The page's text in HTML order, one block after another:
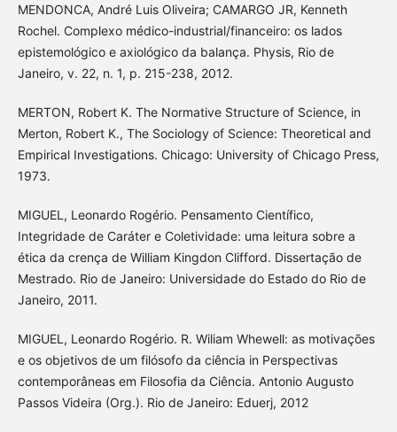
MENDONCA, André Luis Oliveira; CAMARGO JR, Kenneth
Rochel. Complexo médico-industrial/financeiro: os lados
epistemológico e axiológico da balança. Physis, Rio de
Janeiro, v. 22, n. 1, p. 215-238, 2012.
MERTON, Robert K. The Normative Structure of Science, in
Merton, Robert K., The Sociology of Science: Theoretical and
Empirical Investigations. Chicago: University of Chicago Press,
1973.
MIGUEL, Leonardo Rogério. Pensamento Científico,
Integridade de Caráter e Coletividade: uma leitura sobre a
ética da crença de William Kingdon Clifford. Dissertação de
Mestrado. Rio de Janeiro: Universidade do Estado do Rio de
Janeiro, 2011.
MIGUEL, Leonardo Rogério. R. Wiliam Whewell: as motivações
e os objetivos de um filósofo da ciência in Perspectivas
contemporâneas em Filosofia da Ciência. Antonio Augusto
Passos Videira (Org.). Rio de Janeiro: Eduerj, 2012